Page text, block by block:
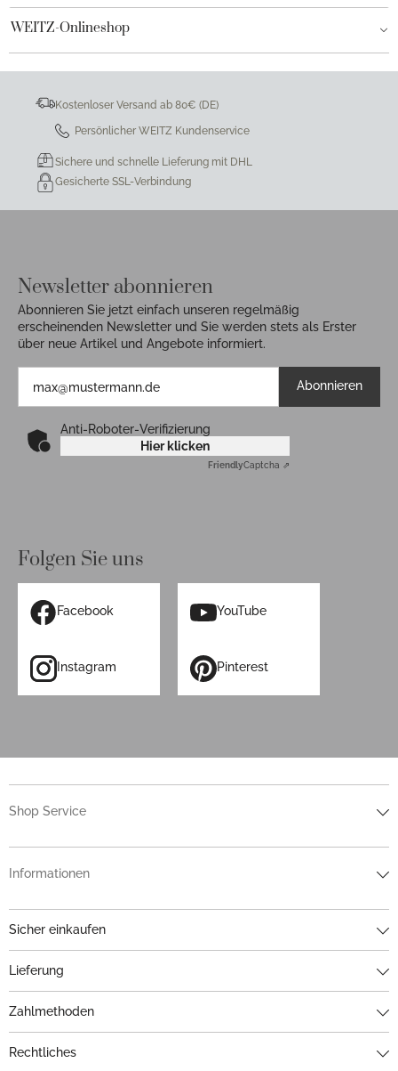
WEITZ-Onlineshop
Kostenloser Versand ab 80€ (DE)
Persönlicher WEITZ Kundenservice
Sichere und schnelle Lieferung mit DHL
Gesicherte SSL-Verbindung
Newsletter abonnieren
Abonnieren Sie jetzt einfach unseren regelmäßig
erscheinenden Newsletter und Sie werden stets als Erster
über neue Artikel und Angebote informiert.
Abonnieren
Anti-Roboter-Verifizierung
Hier klicken
FriendlyCaptcha ⇗
Folgen Sie uns
Facebook YouTube
Instagram Pinterest
Shop Service
Informationen
Sicher einkaufen
Lieferung
Zahlmethoden
Rechtliches